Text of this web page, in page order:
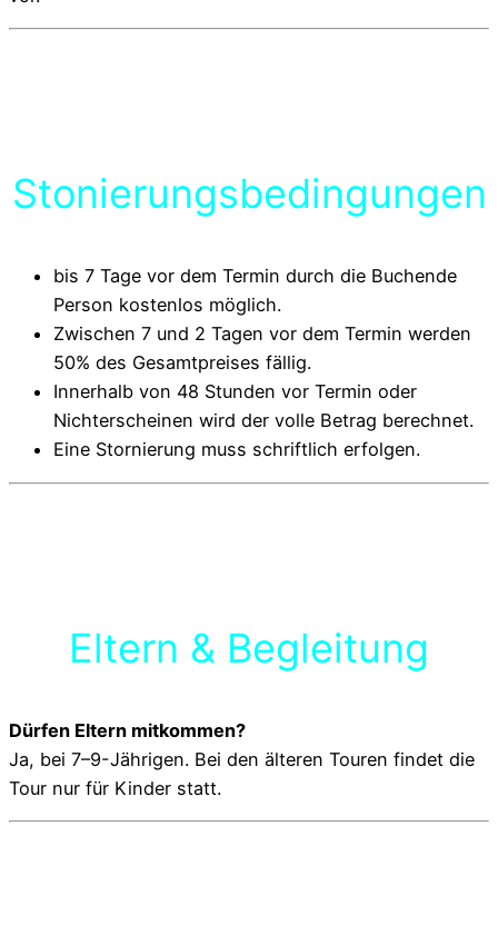
Stonierungsbedingungen
bis 7 Tage vor dem Termin durch die Buchende
Person kostenlos möglich.
Zwischen 7 und 2 Tagen vor dem Termin werden
50% des Gesamtpreises fällig.
Innerhalb von 48 Stunden vor Termin oder
Nichterscheinen wird der volle Betrag berechnet.
Eine Stornierung muss schriftlich erfolgen.
Eltern & Begleitung
Dürfen Eltern mitkommen?
Ja, bei 7–9-Jährigen. Bei den älteren Touren findet die
Tour nur für Kinder statt.